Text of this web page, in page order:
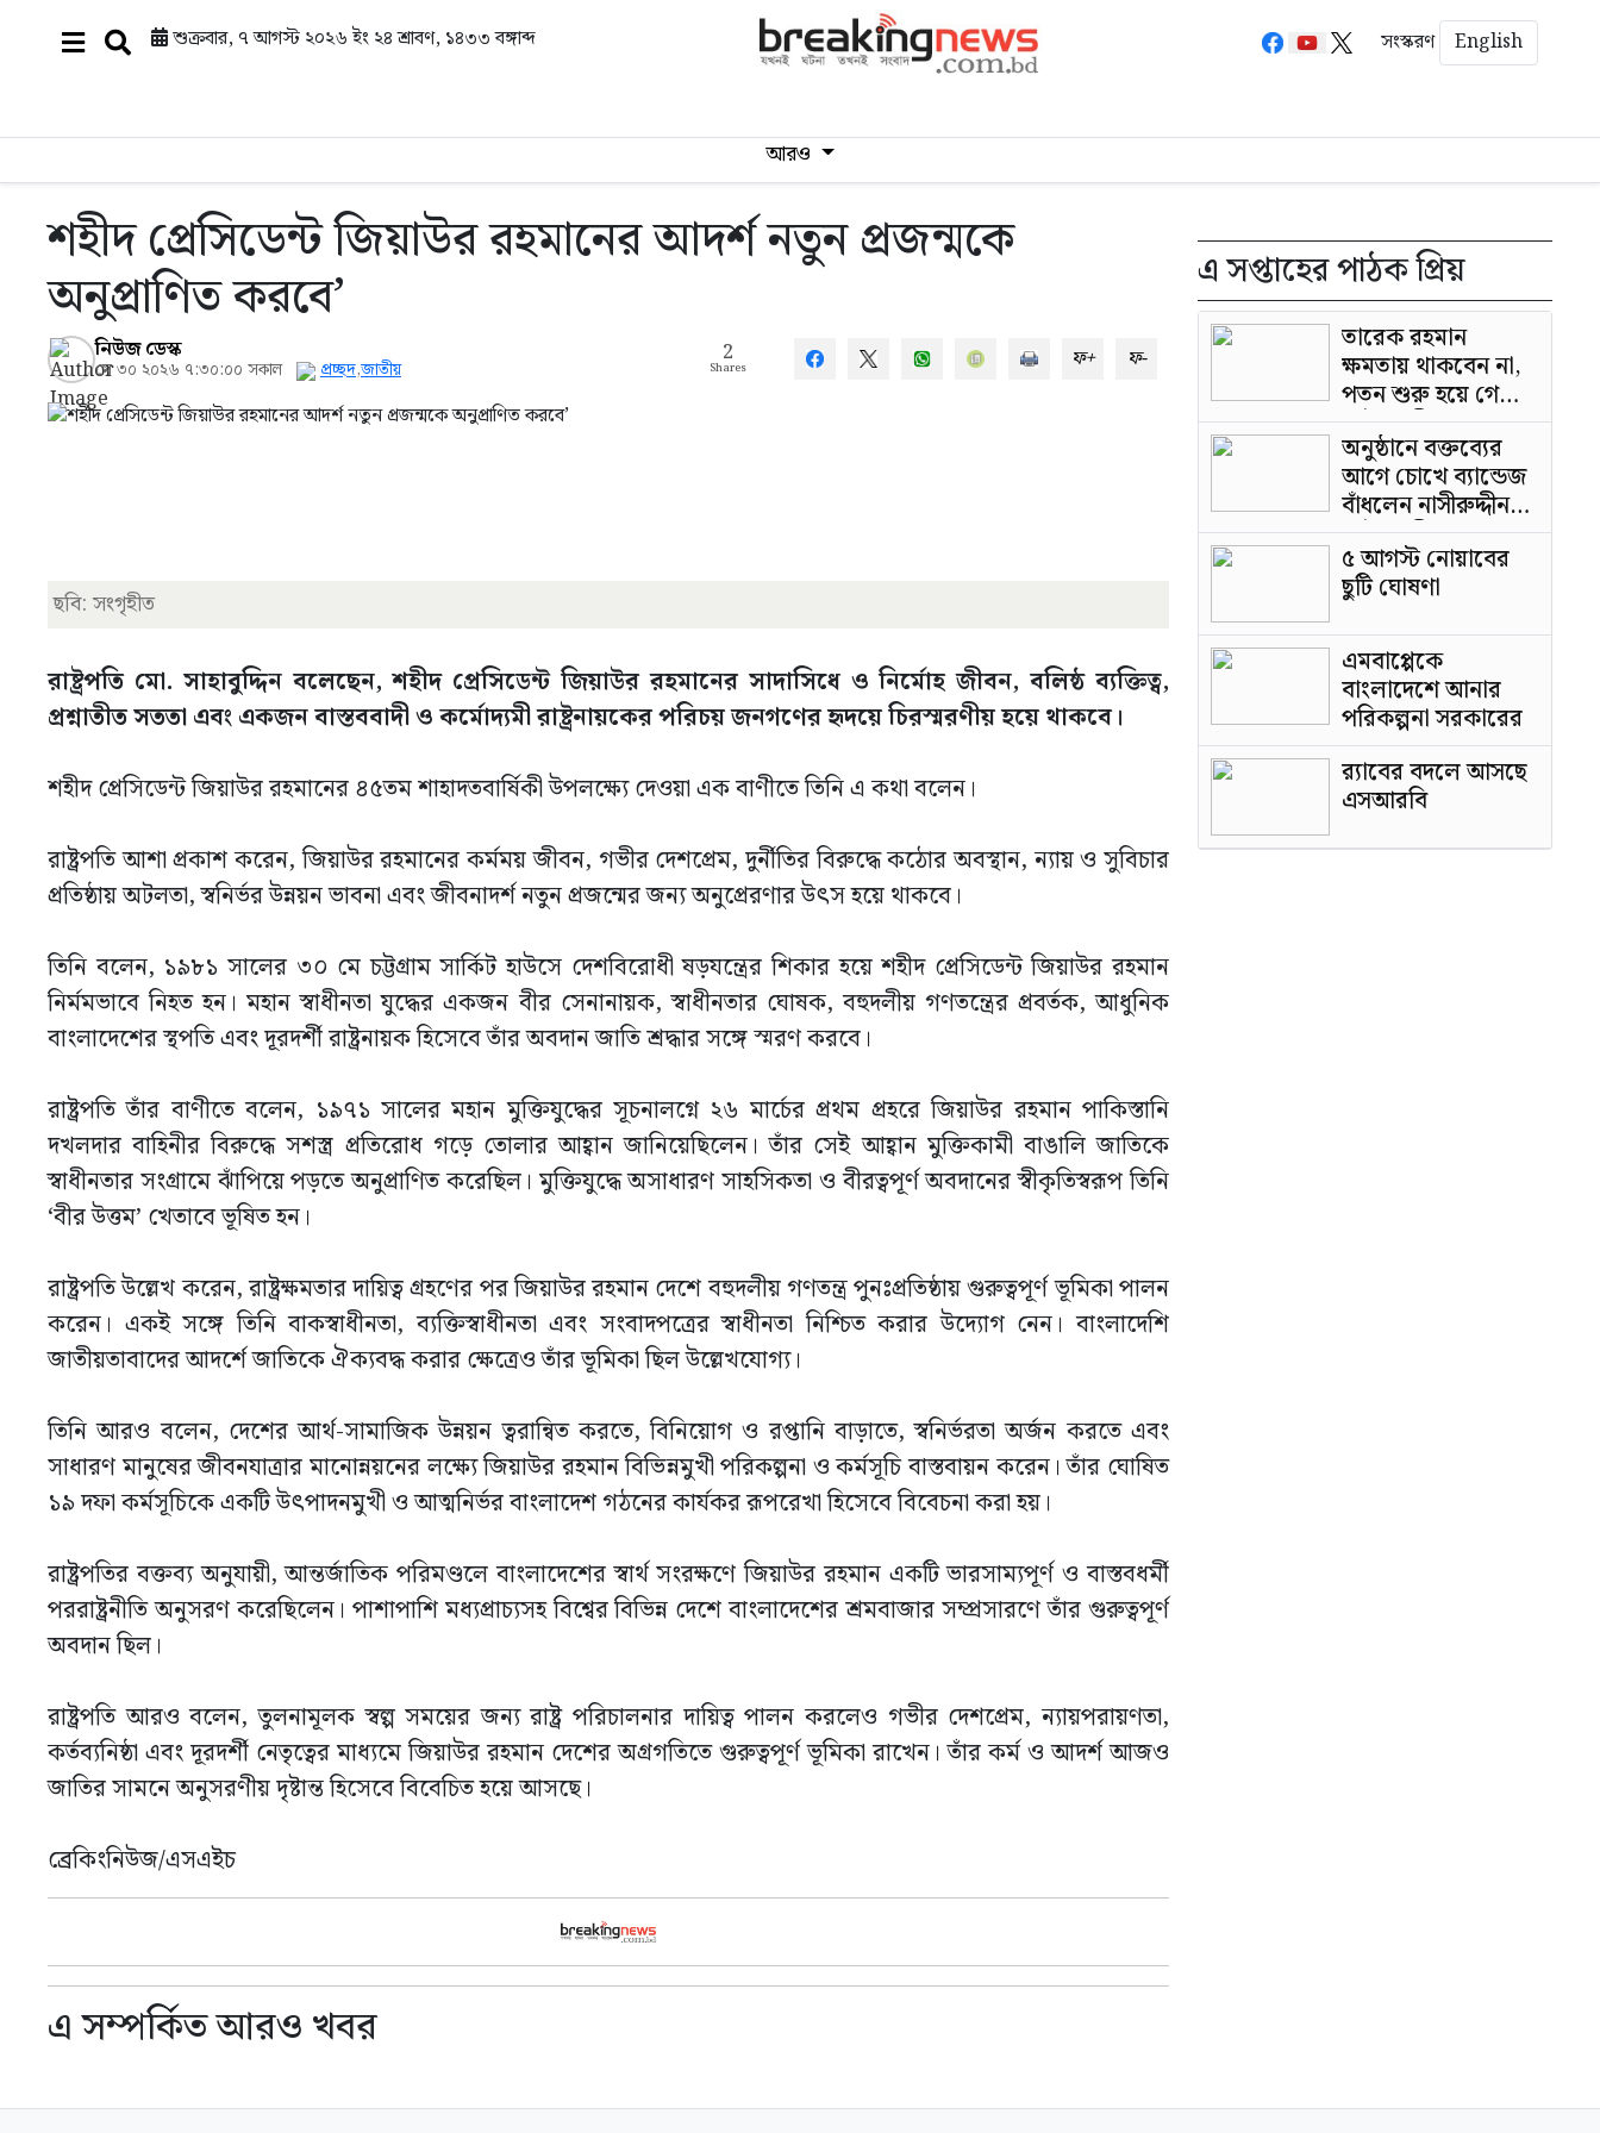
শুক্রবার, ৭ আগস্ট ২০২৬ ইং ২৪ শ্রাবণ, ১৪৩৩ বঙ্গাব্দ সংস্করণ English
আরও
শহীদ প্রেসিডেন্ট জিয়াউর রহমানের আদর্শ নতুন প্রজন্মকে
অনুপ্রাণিত করবে’
নিউজ ডেস্ক
মে ৩০ ২০২৬ ৭:৩০:০০ সকাল প্রচ্ছদ,জাতীয়
2
Shares ফ+ ফ-
ছবি: সংগৃহীত
রাষ্ট্রপতি মো. সাহাবুদ্দিন বলেছেন, শহীদ প্রেসিডেন্ট জিয়াউর রহমানের সাদাসিধে ও নির্মোহ জীবন, বলিষ্ঠ ব্যক্তিত্ব,
প্রশ্নাতীত সততা এবং একজন বাস্তববাদী ও কর্মোদ্যমী রাষ্ট্রনায়কের পরিচয় জনগণের হৃদয়ে চিরস্মরণীয় হয়ে থাকবে।
শহীদ প্রেসিডেন্ট জিয়াউর রহমানের ৪৫তম শাহাদতবার্ষিকী উপলক্ষ্যে দেওয়া এক বাণীতে তিনি এ কথা বলেন।
রাষ্ট্রপতি আশা প্রকাশ করেন, জিয়াউর রহমানের কর্মময় জীবন, গভীর দেশপ্রেম, দুর্নীতির বিরুদ্ধে কঠোর অবস্থান, ন্যায় ও সুবিচার
প্রতিষ্ঠায় অটলতা, স্বনির্ভর উন্নয়ন ভাবনা এবং জীবনাদর্শ নতুন প্রজন্মের জন্য অনুপ্রেরণার উৎস হয়ে থাকবে।
তিনি বলেন, ১৯৮১ সালের ৩০ মে চট্টগ্রাম সার্কিট হাউসে দেশবিরোধী ষড়যন্ত্রের শিকার হয়ে শহীদ প্রেসিডেন্ট জিয়াউর রহমান
নির্মমভাবে নিহত হন। মহান স্বাধীনতা যুদ্ধের একজন বীর সেনানায়ক, স্বাধীনতার ঘোষক, বহুদলীয় গণতন্ত্রের প্রবর্তক, আধুনিক
বাংলাদেশের স্থপতি এবং দূরদর্শী রাষ্ট্রনায়ক হিসেবে তাঁর অবদান জাতি শ্রদ্ধার সঙ্গে স্মরণ করবে।
রাষ্ট্রপতি তাঁর বাণীতে বলেন, ১৯৭১ সালের মহান মুক্তিযুদ্ধের সূচনালগ্নে ২৬ মার্চের প্রথম প্রহরে জিয়াউর রহমান পাকিস্তানি
দখলদার বাহিনীর বিরুদ্ধে সশস্ত্র প্রতিরোধ গড়ে তোলার আহ্বান জানিয়েছিলেন। তাঁর সেই আহ্বান মুক্তিকামী বাঙালি জাতিকে
স্বাধীনতার সংগ্রামে ঝাঁপিয়ে পড়তে অনুপ্রাণিত করেছিল। মুক্তিযুদ্ধে অসাধারণ সাহসিকতা ও বীরত্বপূর্ণ অবদানের স্বীকৃতিস্বরূপ তিনি
‘বীর উত্তম’ খেতাবে ভূষিত হন।
রাষ্ট্রপতি উল্লেখ করেন, রাষ্ট্রক্ষমতার দায়িত্ব গ্রহণের পর জিয়াউর রহমান দেশে বহুদলীয় গণতন্ত্র পুনঃপ্রতিষ্ঠায় গুরুত্বপূর্ণ ভূমিকা পালন
করেন। একই সঙ্গে তিনি বাকস্বাধীনতা, ব্যক্তিস্বাধীনতা এবং সংবাদপত্রের স্বাধীনতা নিশ্চিত করার উদ্যোগ নেন। বাংলাদেশি
জাতীয়তাবাদের আদর্শে জাতিকে ঐক্যবদ্ধ করার ক্ষেত্রেও তাঁর ভূমিকা ছিল উল্লেখযোগ্য।
তিনি আরও বলেন, দেশের আর্থ-সামাজিক উন্নয়ন ত্বরান্বিত করতে, বিনিয়োগ ও রপ্তানি বাড়াতে, স্বনির্ভরতা অর্জন করতে এবং
সাধারণ মানুষের জীবনযাত্রার মানোন্নয়নের লক্ষ্যে জিয়াউর রহমান বিভিন্নমুখী পরিকল্পনা ও কর্মসূচি বাস্তবায়ন করেন। তাঁর ঘোষিত
১৯ দফা কর্মসূচিকে একটি উৎপাদনমুখী ও আত্মনির্ভর বাংলাদেশ গঠনের কার্যকর রূপরেখা হিসেবে বিবেচনা করা হয়।
রাষ্ট্রপতির বক্তব্য অনুযায়ী, আন্তর্জাতিক পরিমণ্ডলে বাংলাদেশের স্বার্থ সংরক্ষণে জিয়াউর রহমান একটি ভারসাম্যপূর্ণ ও বাস্তবধর্মী
পররাষ্ট্রনীতি অনুসরণ করেছিলেন। পাশাপাশি মধ্যপ্রাচ্যসহ বিশ্বের বিভিন্ন দেশে বাংলাদেশের শ্রমবাজার সম্প্রসারণে তাঁর গুরুত্বপূর্ণ
অবদান ছিল।
রাষ্ট্রপতি আরও বলেন, তুলনামূলক স্বল্প সময়ের জন্য রাষ্ট্র পরিচালনার দায়িত্ব পালন করলেও গভীর দেশপ্রেম, ন্যায়পরায়ণতা,
কর্তব্যনিষ্ঠা এবং দূরদর্শী নেতৃত্বের মাধ্যমে জিয়াউর রহমান দেশের অগ্রগতিতে গুরুত্বপূর্ণ ভূমিকা রাখেন। তাঁর কর্ম ও আদর্শ আজও
জাতির সামনে অনুসরণীয় দৃষ্টান্ত হিসেবে বিবেচিত হয়ে আসছে।
ব্রেকিংনিউজ/এসএইচ
এ সম্পর্কিত আরও খবর
এ সপ্তাহের পাঠক প্রিয়
তারেক রহমান
ক্ষমতায় থাকবেন না,
পতন শুরু হয়ে গেছে:
পাটওয়ারী
অনুষ্ঠানে বক্তব্যের
আগে চোখে ব্যান্ডেজ
বাঁধলেন নাসীরুদ্দীন
পাটওয়ারী
৫ আগস্ট নোয়াবের
ছুটি ঘোষণা
এমবাপ্পেকে
বাংলাদেশে আনার
পরিকল্পনা সরকারের
র‍্যাবের বদলে আসছে
এসআরবি